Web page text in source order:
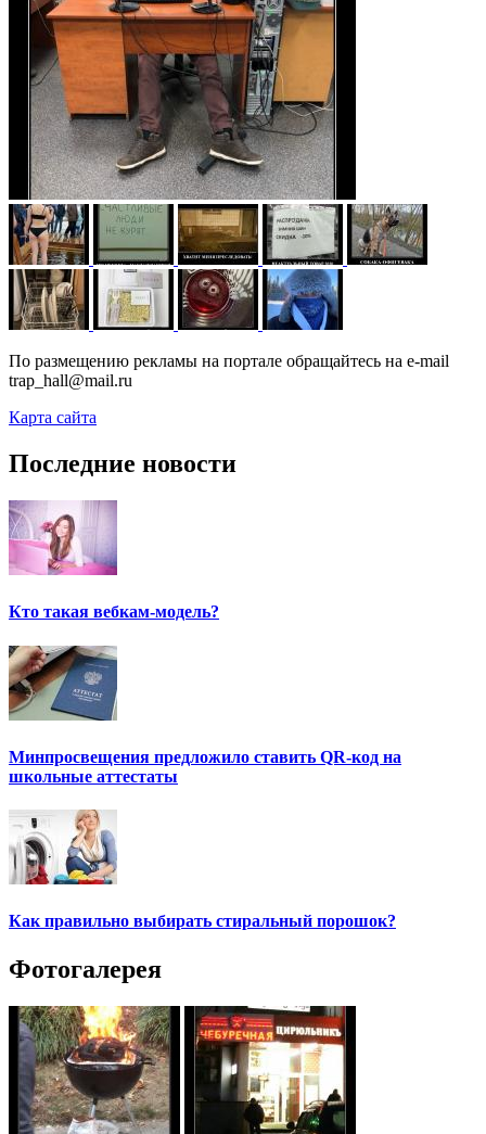
По размещению рекламы на портале обращайтесь на e-mail
trap_hall@mail.ru
Карта сайта
Последние новости
Кто такая вебкам-модель?
Минпросвещения предложило ставить QR-код на
школьные аттестаты
Как правильно выбирать стиральный порошок?
Фотогалерея